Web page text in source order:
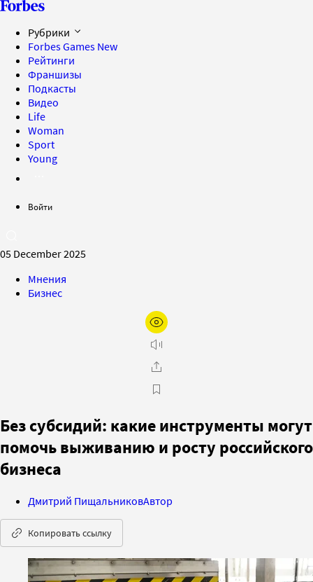
Рубрики
Forbes Games New
Рейтинги
Франшизы
Подкасты
Видео
Life
Woman
Sport
Young
Войти
05 December 2025
Мнения
Бизнес
Без субсидий: какие инструменты могут
помочь выживанию и росту российского
бизнеса
Дмитрий ПищальниковАвтор
Копировать ссылку